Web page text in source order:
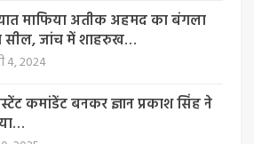
माफिया अतीक अहमद का बंगला
सील, जांच में शाहरुख…
4, 2024
कमांडेंट बनकर ज्ञान प्रकाश सिंह ने